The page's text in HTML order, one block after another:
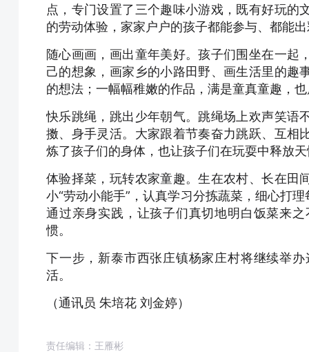
点，专门设置了三个趣味小游戏，既有好玩的
的劳动体验，家家户户的孩子都能参与、都能
随心画画，画出童年美好。孩子们围坐在一起
己的想象，画家乡的小路田野、画生活里的趣
的想法；一幅幅稚嫩的作品，满是童真童趣，
快乐跳绳，跳出少年朝气。跳绳场上欢声笑语
擞、身手灵活。大家跟着节奏奋力跳跃、互相
炼了孩子们的身体，也让孩子们在玩耍中释放
体验择菜，玩转农家童趣。生在农村、长在田
小“劳动小能手”，认真学习分拣蔬菜，细心打
通过亲身实践，让孩子们真切地明白饭菜来
惯。
下一步，新泰市西张庄镇杨家庄村将继续举
活。
（通讯员 朱培花 刘金婷）
责任编辑：王雁彬